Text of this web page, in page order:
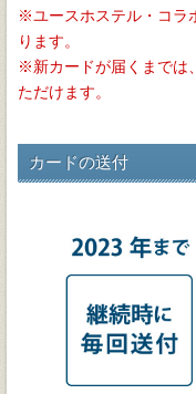
ユースホステル・コラ
ります。
新カードが届くまでは
ただけます。
カードの送付